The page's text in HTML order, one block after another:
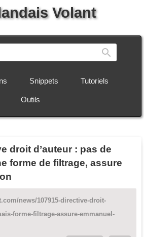
Volant
Snippets Tutoriels
Outils
droit d’auteur : pas de
forme de filtrage, assure
news/107915-directive-droit-
forme-filtrage-assure-emmanuel-